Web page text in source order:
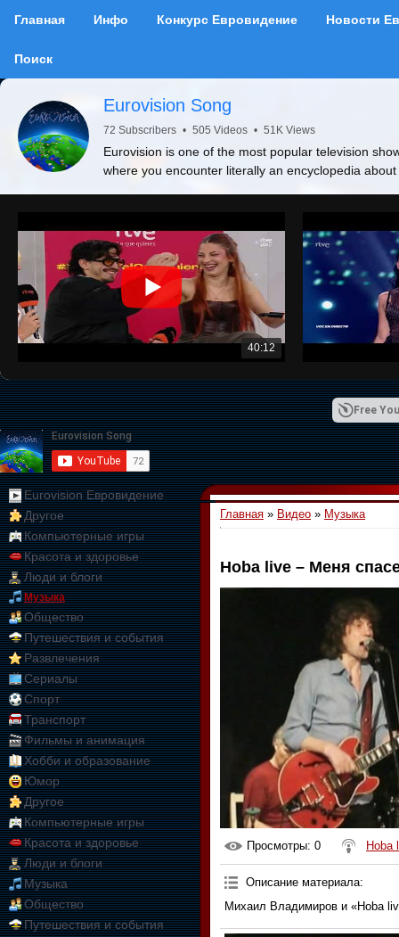
Главная Инфо Конкурс Евровидение Новости
Поиск
Eurovision Song
72 Subscribers • 505 Videos • 51K Views
Eurovision is one of the most popular television
where you encounter literally an encyclopedia
40:12
Free
Eurovision Евровидение
Другое
Компьютерные игры
Красота и здоровье
Люди и блоги
Музыка
Общество
Путешествия и события
Развлечения
Сериалы
Спорт
Транспорт
Фильмы и анимация
Хобби и образование
Юмор
Другое
Компьютерные игры
Красота и здоровье
Люди и блоги
Музыка
Общество
Путешествия и события
Главная » Видео » Музыка
Hoba live – Меня
Просмотры: 0 Hoba
Описание материала:
Михаил Владимиров и «Hoba